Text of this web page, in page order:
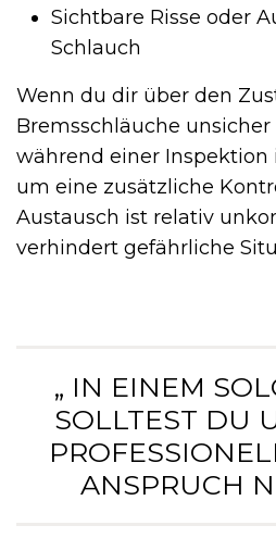
Sichtbare Risse oder
Schlauch
Wenn du dir über den
Bremsschläuche
während einer
um eine zusätzliche
Austausch ist relativ
verhindert gefährliche
„ IN EINEM
SOLLTEST DU
ANSPRUCH